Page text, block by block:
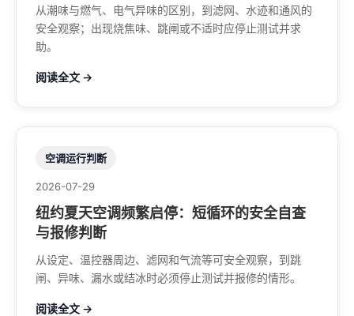
从潮味与燃气、电气异味的区别，到滤网、水迹和通风的
安全观察；出现烧焦味、跳闸或不适时应停止测试并求
助。
阅读全文 →
空调运行判断
2026-07-29
纽约夏天空调频繁启停：短循环的安全自查
与报修判断
从设定、温控器周边、滤网和气流等可安全观察，到跳
闸、异味、漏水或结冰时必须停止测试并报修的情形。
阅读全文 →